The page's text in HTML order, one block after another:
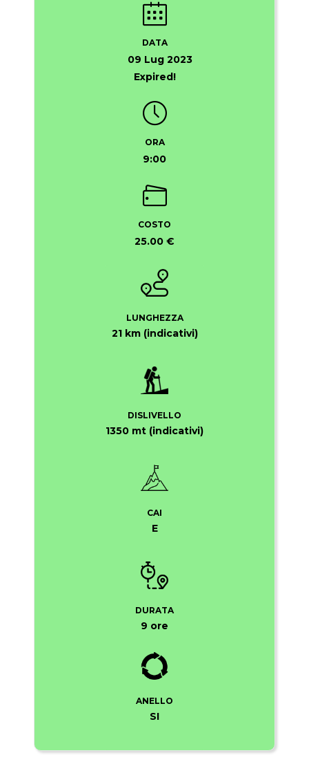
DATA
09 Lug 2023
Expired!
ORA
9:00
COSTO
25.00 €
LUNGHEZZA
21 km (indicativi)
DISLIVELLO
1350 mt (indicativi)
CAI
E
DURATA
9 ore
ANELLO
SI